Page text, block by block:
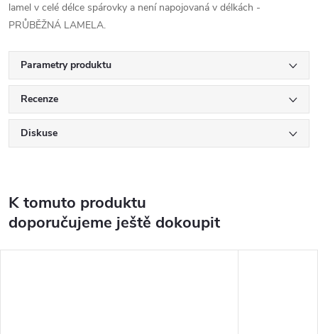
lamel v celé délce spárovky a není napojovaná v délkách -
PRŮBĚŽNÁ LAMELA.
Parametry produktu
Recenze
Diskuse
K tomuto produktu
doporučujeme ještě dokoupit